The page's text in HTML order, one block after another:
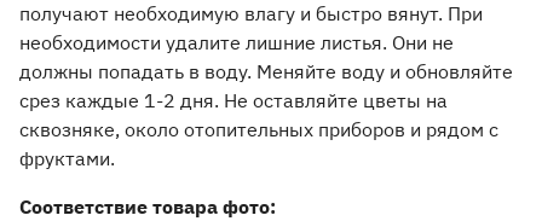
получают необходимую влагу и быстро вянут. При
необходимости удалите лишние листья. Они не
должны попадать в воду. Меняйте воду и обновляйте
срез каждые 1-2 дня. Не оставляйте цветы на
сквозняке, около отопительных приборов и рядом с
фруктами.
Соответствие товара фото: